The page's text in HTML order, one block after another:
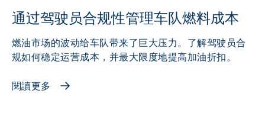
通过驾驶员合规性管理车队燃料成本
燃油市场的波动给车队带来了巨大压力。了解驾驶员合
规如何稳定运营成本，并最大限度地提高加油折扣。
閱讀更多